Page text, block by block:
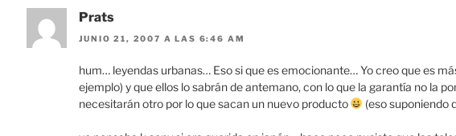
Prats
JUNIO 21, 2007 A LAS 6:46 AM
hum… leyendas urbanas… Eso si que es emocionante… Yo creo que es
ejemplo) y que ellos lo sabrán de antemano, con lo que la garantía no la
necesitarán otro por lo que sacan un nuevo producto
(eso suponiendo